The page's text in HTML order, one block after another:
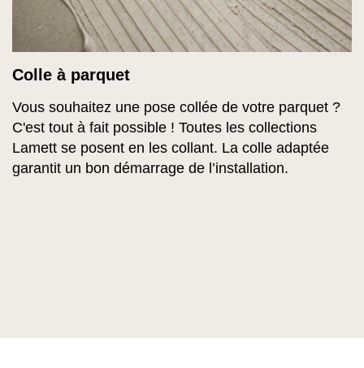
Colle à parquet
Vous souhaitez une pose collée de votre parquet ?
C'est tout à fait possible ! Toutes les collections
Lamett se posent en les collant. La colle adaptée
garantit un bon démarrage de l’installation.